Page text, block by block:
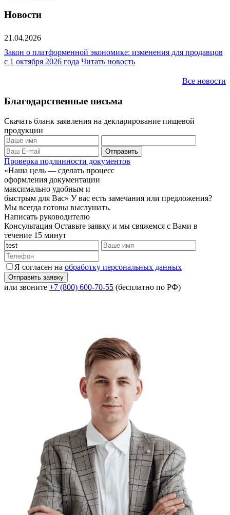
Новости
21.04.2026
Закон о платформенной экономике: изменения для продавцов
с 1 октября 2026 года Читать новость
Все новости
Благодарственные письма
Скачать бланк заявления на декларирование пищевой
продукции
Проверка подлинности документов
«Наша цель — сделать процесс
оформления документации
максимально удобным и
быстрым для Вас» У вас есть замечания или предложения?
Мы всегда готовы выслушать.
Написать руководителю
Консультация Оставьте заявку и мы свяжемся с Вами в
течение 15 минут
Я согласен на обработку персональных данных
или звоните +7 (800) 600-70-55 (бесплатно по РФ)